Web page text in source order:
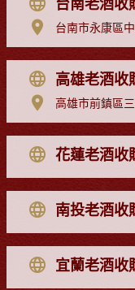
台南老酒收
台南市永康區
高雄老酒收
高雄市前鎮區
花蓮老酒收
南投老酒收
宜蘭老酒收